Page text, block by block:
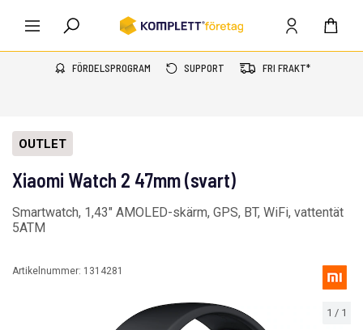
FÖRDELSPROGRAM SUPPORT FRI FRAKT*
1 / 1
OUTLET
Xiaomi Watch 2 47mm (svart)
Smartwatch, 1,43" AMOLED-skärm, GPS, BT, WiFi, vattentät
5ATM
Artikelnummer: 1314281